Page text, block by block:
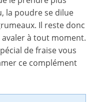
la poudre se dilue
Il reste donc
à tout moment.
de fraise vous
ce complément